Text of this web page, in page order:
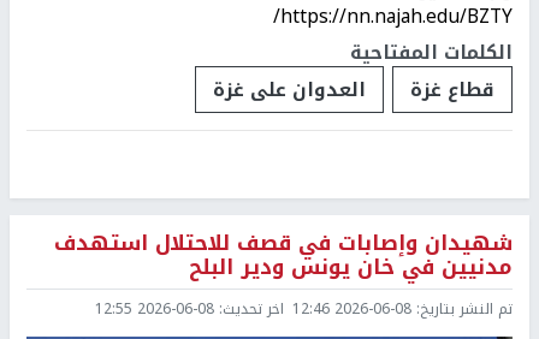
https://nn.najah.edu/BZTY/
الكلمات المفتاحية
قطاع غزة
العدوان على غزة
شهيدان وإصابات في قصف للاحتلال استهدف
مدنيين في خان يونس ودير البلح
تم النشر بتاريخ: 2026-06-08 12:46 اخر تحديث: 2026-06-08 12:55